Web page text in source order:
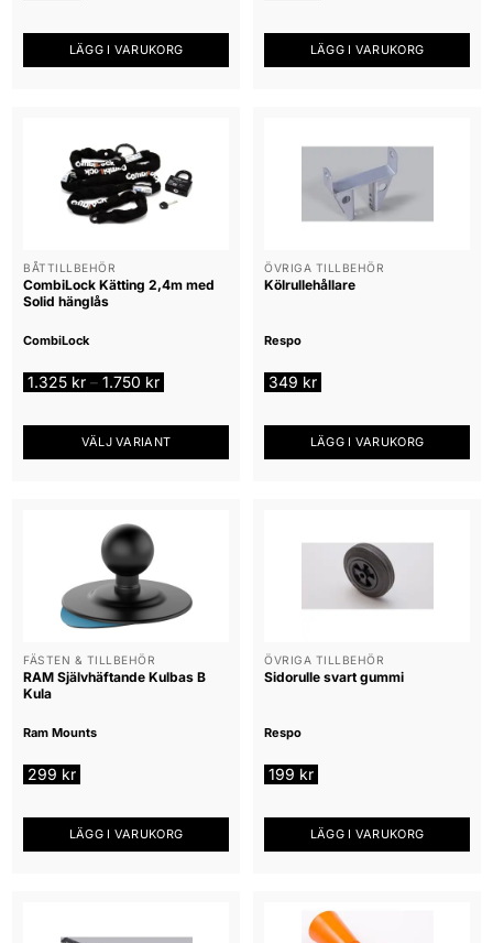
LÄGG I VARUKORG LÄGG I VARUKORG
BÅTTILLBEHÖR
CombiLock Kätting 2,4m med
Solid hänglås
CombiLock
1.325 kr – 1.750 krPrisintervall:
1.325 kr
1.750 kr
VÄLJ VARIANT
varianter.
alternativen
kan
väljas
ÖVRIGA TILLBEHÖR
Kölrullehållare
Respo
349 kr
LÄGG I VARUKORG
FÄSTEN & TILLBEHÖR
RAM Självhäftande Kulbas B
Kula
Ram Mounts
299 kr
LÄGG I VARUKORG
ÖVRIGA TILLBEHÖR
Sidorulle svart gummi
Respo
199 kr
LÄGG I VARUKORG